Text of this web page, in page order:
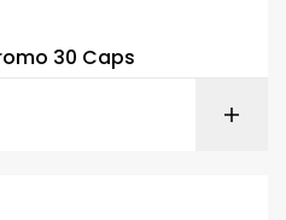
30 Caps